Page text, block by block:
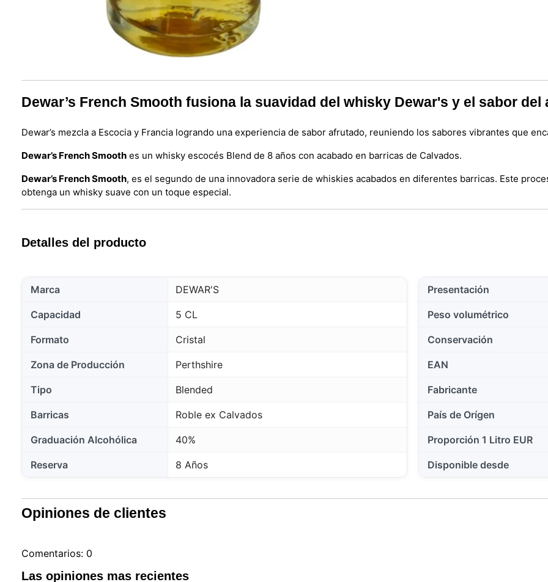
Dewar’s French Smooth fusiona la suavidad del whisky Dewar's y el sabor del
Dewar’s mezcla a Escocia y Francia logrando una experiencia de sabor afrutado, reuniendo los sabores vibrantes que
Dewar’s French Smooth es un whisky escocés Blend de 8 años con acabado en barricas de Calvados.
Dewar’s French Smooth, es el segundo de una innovadora serie de whiskies acabados en diferentes barricas. Este
obtenga un whisky suave con un toque especial.
Detalles del producto
Marca DEWAR'S
Capacidad 5 CL
Formato Cristal
Zona de Producción Perthshire
Tipo Blended
Barricas Roble ex Calvados
Graduación Alcohólica 40%
Reserva 8 Años
Presentación
Peso volumétrico
Conservación
EAN
Fabricante
País de Orígen
Proporción 1 Litro EUR
Disponible desde
Opiniones de clientes
Comentarios: 0
Las opiniones mas recientes